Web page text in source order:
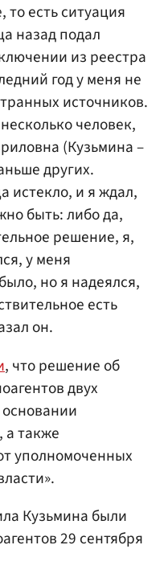
есть ситуация
назад подал
из реестра
год у меня не
источников.
человек,
(Кузьмина –
других.
истекло, и я ждал,
быть: либо да,
решение, я,
у меня
но я надеялся,
есть
он.
, что решение об
двух
а также
уполномоченных
Кузьмина были
29 сентября